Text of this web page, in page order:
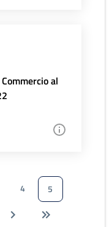
al
4
5